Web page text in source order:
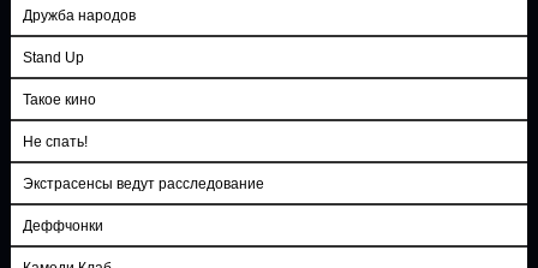
Дружба народов
Stand Up
Такое кино
Не спать!
Экстрасенсы ведут расследование
Деффчонки